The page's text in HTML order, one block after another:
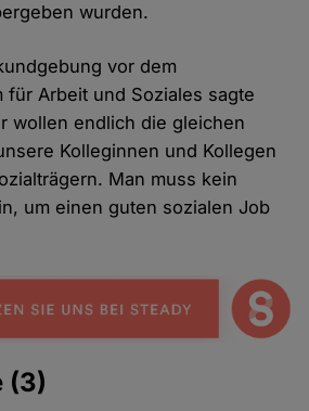
wurden.
vor dem
für Arbeit und Soziales sagte
wollen endlich die gleichen
Kolleginnen und Kollegen
Man muss kein
um einen guten sozialen Job
(3)